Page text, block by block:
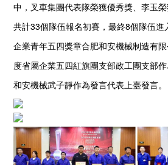
中，叉車集團代表隊榮獲優秀獎、李玉
共計33個隊伍報名初賽，最終8個隊伍
企業青年五四獎章合肥和安機械制造有
度省屬企業五四紅旗團支部政工團支部
和安機械武子靜作為發言代表上臺發言。